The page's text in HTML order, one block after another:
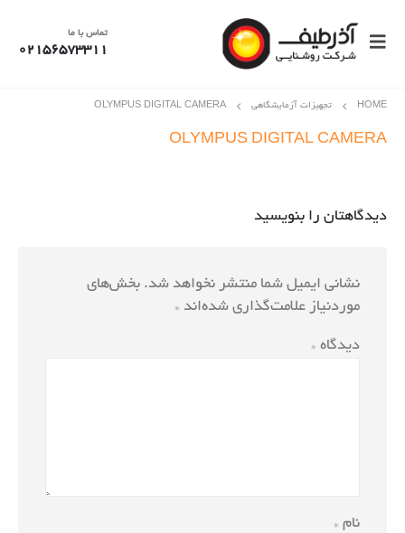
تماس با ما
02156573311
HOME تجهیزات آزمایشگاهی OLYMPUS DIGITAL CAMERA
OLYMPUS DIGITAL CAMERA
دیدگاهتان را بنویسید
نشانی ایمیل شما منتشر نخواهد شد. بخش‌های
موردنیاز علامت‌گذاری شده‌اند *
دیدگاه *
نام *